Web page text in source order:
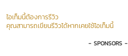
ไอเท็มนี้ต้องการรีวิว
คุณสามารถเขียนรีวิวได้หากเคยใช้ไอเท็มนี้
- SPONSORS -